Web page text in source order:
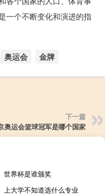
一个不断变化和演进的指
奥运会 金牌
下一篇
奥运会篮球冠军是哪个国家
世界杯是谁颁奖
上大学不知道选什么专业